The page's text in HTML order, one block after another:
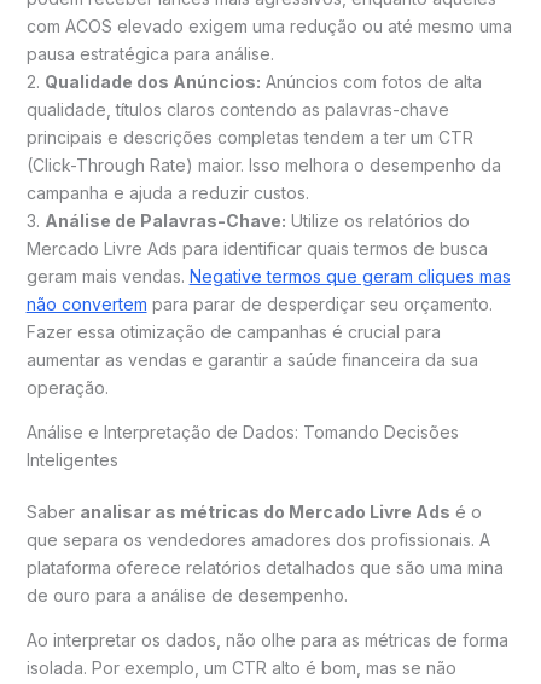
com ACOS elevado exigem uma redução ou até mesmo uma
pausa estratégica para análise.
2. Qualidade dos Anúncios: Anúncios com fotos de alta
qualidade, títulos claros contendo as palavras-chave
principais e descrições completas tendem a ter um CTR
(Click-Through Rate) maior. Isso melhora o desempenho da
campanha e ajuda a reduzir custos.
3. Análise de Palavras-Chave: Utilize os relatórios do
Mercado Livre Ads para identificar quais termos de busca
geram mais vendas. Negative termos que geram cliques mas
não convertem para parar de desperdiçar seu orçamento.
Fazer essa otimização de campanhas é crucial para
aumentar as vendas e garantir a saúde financeira da sua
operação.
Análise e Interpretação de Dados: Tomando Decisões
Inteligentes
Saber analisar as métricas do Mercado Livre Ads é o
que separa os vendedores amadores dos profissionais. A
plataforma oferece relatórios detalhados que são uma mina
de ouro para a análise de desempenho.
Ao interpretar os dados, não olhe para as métricas de forma
isolada. Por exemplo, um CTR alto é bom, mas se não